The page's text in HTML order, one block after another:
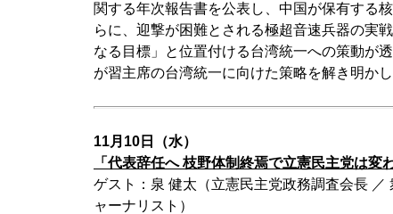
関する年次報告書を公表し、中国が保有する
らに、迎撃が困難とされる極超音速兵器の実
なる目標」と位置付ける台湾統一への策動が
が習主席の台湾統一に向けた策略を解き明か
11月10日（水）
「代表辞任へ 枝野体制終焉で立憲民主党は変
ゲスト：泉 健太（立憲民主党政務調査会長
ャーナリスト）